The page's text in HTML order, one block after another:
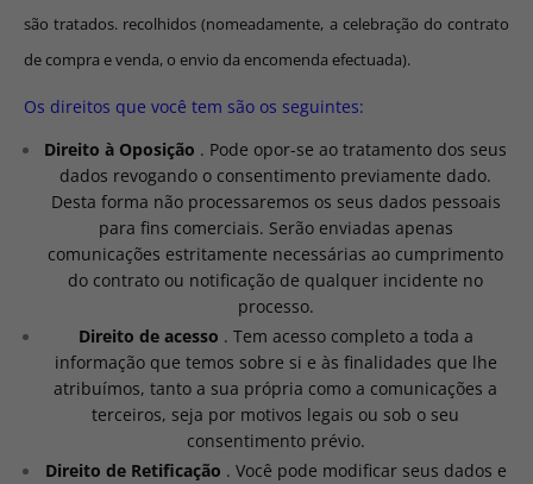
são tratados. recolhidos (nomeadamente, a celebração do contrato
de compra e venda, o envio da encomenda efectuada).
Os direitos que você tem são os seguintes:
Direito à Oposição . Pode opor-se ao tratamento dos seus
dados revogando o consentimento previamente dado.
Desta forma não processaremos os seus dados pessoais
para fins comerciais. Serão enviadas apenas
comunicações estritamente necessárias ao cumprimento
do contrato ou notificação de qualquer incidente no
processo.
Direito de acesso . Tem acesso completo a toda a
informação que temos sobre si e às finalidades que lhe
atribuímos, tanto a sua própria como a comunicações a
terceiros, seja por motivos legais ou sob o seu
consentimento prévio.
Direito de Retificação . Você pode modificar seus dados e